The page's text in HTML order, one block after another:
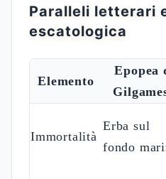
Paralleli letterari
escatologica
Elemento
Epopea
Immortalità
Erba sul
fondo